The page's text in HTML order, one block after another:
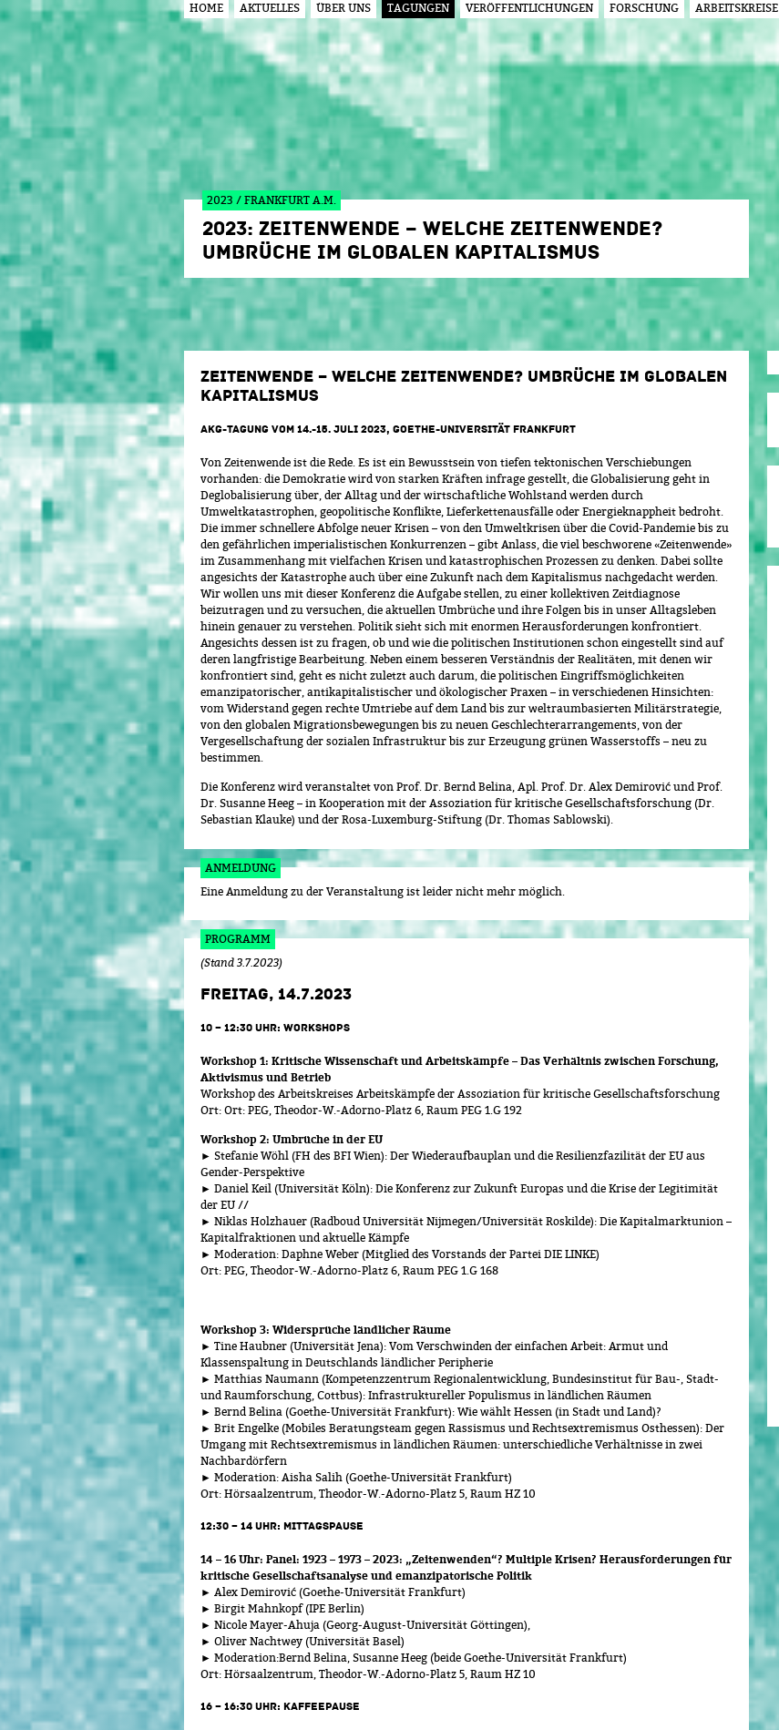
Jump to navigation
HAUPTMENÜ HOME AKTUELLES ÜBER UNS TAGUNGEN VERÖFFENTLICHUNGEN FORSCHUNG ARBEITSKREISE
2023 / FRANKFURT A.M.
2023: ZEITENWENDE – WELCHE ZEITENWENDE?
UMBRÜCHE IM GLOBALEN KAPITALISMUS
ZEITENWENDE – WELCHE ZEITENWENDE? UMBRÜCHE IM GLOBALEN
KAPITALISMUS
AKG-TAGUNG VOM 14.-15. JULI 2023, GOETHE-UNIVERSITÄT FRANKFURT
Von Zeitenwende ist die Rede. Es ist ein Bewusstsein von tiefen tektonischen Verschiebungen
vorhanden: die Demokratie wird von starken Kräften infrage gestellt, die Globalisierung geht in
Deglobalisierung über, der Alltag und der wirtschaftliche Wohlstand werden durch
Umweltkatastrophen, geopolitische Konflikte, Lieferkettenausfälle oder Energieknappheit bedroht.
Die immer schnellere Abfolge neuer Krisen – von den Umweltkrisen über die Covid-Pandemie bis zu
den gefährlichen imperialistischen Konkurrenzen – gibt Anlass, die viel beschworene «Zeitenwende»
im Zusammenhang mit vielfachen Krisen und katastrophischen Prozessen zu denken. Dabei sollte
angesichts der Katastrophe auch über eine Zukunft nach dem Kapitalismus nachgedacht werden.
Wir wollen uns mit dieser Konferenz die Aufgabe stellen, zu einer kollektiven Zeitdiagnose
beizutragen und zu versuchen, die aktuellen Umbrüche und ihre Folgen bis in unser Alltagsleben
hinein genauer zu verstehen. Politik sieht sich mit enormen Herausforderungen konfrontiert.
Angesichts dessen ist zu fragen, ob und wie die politischen Institutionen schon eingestellt sind auf
deren langfristige Bearbeitung. Neben einem besseren Verständnis der Realitäten, mit denen wir
konfrontiert sind, geht es nicht zuletzt auch darum, die politischen Eingriffsmöglichkeiten
emanzipatorischer, antikapitalistischer und ökologischer Praxen – in verschiedenen Hinsichten:
vom Widerstand gegen rechte Umtriebe auf dem Land bis zur weltraumbasierten Militärstrategie,
von den globalen Migrationsbewegungen bis zu neuen Geschlechterarrangements, von der
Vergesellschaftung der sozialen Infrastruktur bis zur Erzeugung grünen Wasserstoffs – neu zu
bestimmen.
Die Konferenz wird veranstaltet von Prof. Dr. Bernd Belina, Apl. Prof. Dr. Alex Demirović und Prof.
Dr. Susanne Heeg – in Kooperation mit der Assoziation für kritische Gesellschaftsforschung (Dr.
Sebastian Klauke) und der Rosa-Luxemburg-Stiftung (Dr. Thomas Sablowski).
ANMELDUNG
Eine Anmeldung zu der Veranstaltung ist leider nicht mehr möglich.
PROGRAMM
(Stand 3.7.2023)
FREITAG, 14.7.2023
10 – 12:30 UHR: WORKSHOPS
Workshop 1: Kritische Wissenschaft und Arbeitskämpfe – Das Verhältnis zwischen Forschung,
Aktivismus und Betrieb
Workshop des Arbeitskreises Arbeitskämpfe der Assoziation für kritische Gesellschaftsforschung
Ort: Ort: PEG, Theodor-W.-Adorno-Platz 6, Raum PEG 1.G 192
Workshop 2: Umbrüche in der EU
► Stefanie Wöhl (FH des BFI Wien): Der Wiederaufbauplan und die Resilienzfazilität der EU aus
Gender-Perspektive
► Daniel Keil (Universität Köln): Die Konferenz zur Zukunft Europas und die Krise der Legitimität
der EU //
► Niklas Holzhauer (Radboud Universität Nijmegen/Universität Roskilde): Die Kapitalmarktunion –
Kapitalfraktionen und aktuelle Kämpfe
► Moderation: Daphne Weber (Mitglied des Vorstands der Partei DIE LINKE)
Ort: PEG, Theodor-W.-Adorno-Platz 6, Raum PEG 1.G 168
Workshop 3: Widersprüche ländlicher Räume
► Tine Haubner (Universität Jena): Vom Verschwinden der einfachen Arbeit: Armut und
Klassenspaltung in Deutschlands ländlicher Peripherie
► Matthias Naumann (Kompetenzzentrum Regionalentwicklung, Bundesinstitut für Bau-, Stadt-
und Raumforschung, Cottbus): Infrastruktureller Populismus in ländlichen Räumen
► Bernd Belina (Goethe-Universität Frankfurt): Wie wählt Hessen (in Stadt und Land)?
► Brit Engelke (Mobiles Beratungsteam gegen Rassismus und Rechtsextremismus Osthessen): Der
Umgang mit Rechtsextremismus in ländlichen Räumen: unterschiedliche Verhältnisse in zwei
Nachbardörfern
► Moderation: Aisha Salih (Goethe-Universität Frankfurt)
Ort: Hörsaalzentrum, Theodor-W.-Adorno-Platz 5, Raum HZ 10
12:30 – 14 UHR: MITTAGSPAUSE
14 – 16 Uhr: Panel: 1923 – 1973 – 2023: „Zeitenwenden“? Multiple Krisen? Herausforderungen für
kritische Gesellschaftsanalyse und emanzipatorische Politik
► Alex Demirović (Goethe-Universität Frankfurt)
► Birgit Mahnkopf (IPE Berlin)
► Nicole Mayer-Ahuja (Georg-August-Universität Göttingen),
► Oliver Nachtwey (Universität Basel)
► Moderation:Bernd Belina, Susanne Heeg (beide Goethe-Universität Frankfurt)
Ort: Hörsaalzentrum, Theodor-W.-Adorno-Platz 5, Raum HZ 10
16 – 16:30 UHR: KAFFEEPAUSE